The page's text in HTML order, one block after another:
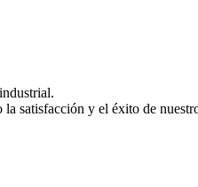
satisfacción y el éxito de